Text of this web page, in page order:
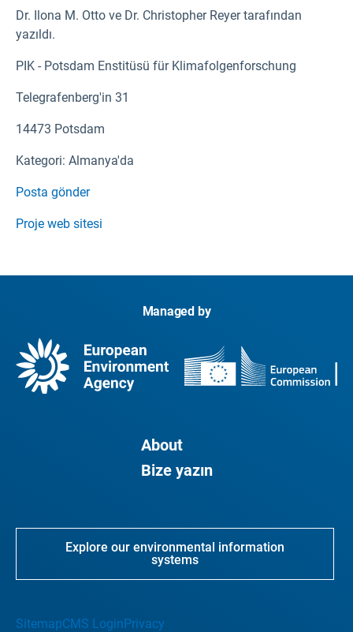
Dr. Ilona M. Otto ve Dr. Christopher Reyer tarafından
yazıldı.
PIK - Potsdam Enstitüsü für Klimafolgenforschung
Telegrafenberg'in 31
14473 Potsdam
Kategori: Almanya'da
Posta gönder
Proje web sitesi
Managed by
About
Bize yazın
Explore our environmental information
systems
SitemapCMS Login Privacy